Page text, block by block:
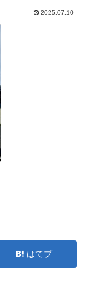
2025.07.10
はてブ